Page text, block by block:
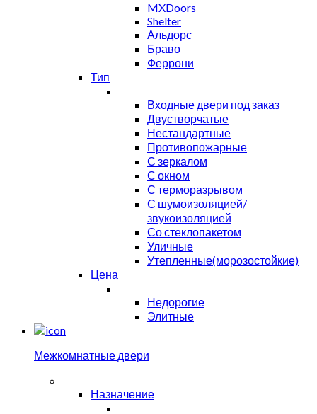
MXDoors
Shelter
Альдорс
Браво
Феррони
Тип
Входные двери под заказ
Двустворчатые
Нестандартные
Противопожарные
С зеркалом
С окном
С терморазрывом
С шумоизоляцией/
звукоизоляцией
Со стеклопакетом
Уличные
Утепленные(морозостойкие)
Цена
Недорогие
Элитные
Межкомнатные двери
Назначение